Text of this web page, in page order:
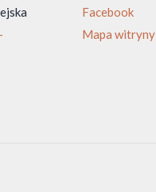
Facebook
Mapa witryny